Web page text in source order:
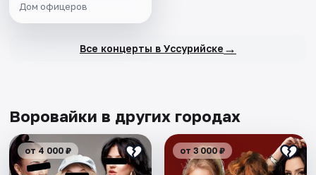
Дом офицеров
Все концерты в Уссурийске →
Воровайки в других городах
от 4 000 ₽ от 3 000 ₽